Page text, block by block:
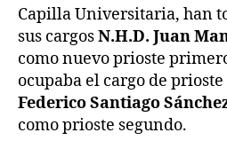
Capilla Universitaria, han
sus cargosN.H.D. Juan
como nuevo prioste
ocupaba el cargo de
Federico Santiago
como prioste segundo.